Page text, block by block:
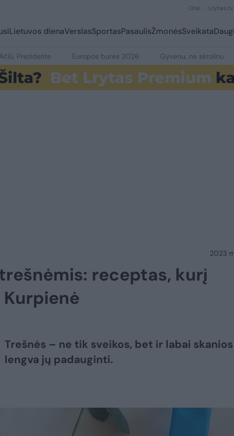
Orai Lrytas.tv
Lietuvos dienaVerslasSportasPasaulisŽmonėsSveikata
Ačiū, Prezidente Europos burės 2026 Gyvenu, ne skrolinu
2023
receptas, kurį
Trešnės – ne tik sveikos, bet ir labai
lengva jų padauginti.